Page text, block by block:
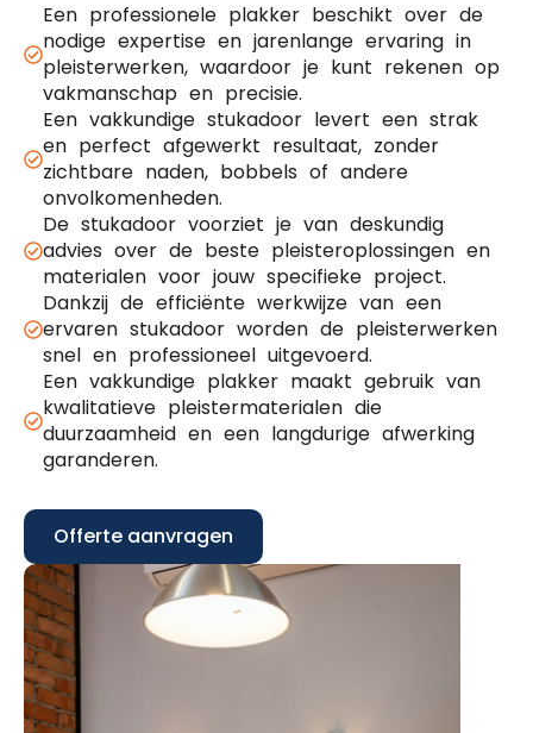
Een professionele plakker beschikt over de
nodige expertise en jarenlange ervaring in
pleisterwerken, waardoor je kunt rekenen op
vakmanschap en precisie.
Een vakkundige stukadoor levert een strak
en perfect afgewerkt resultaat, zonder
zichtbare naden, bobbels of andere
onvolkomenheden.
De stukadoor voorziet je van deskundig
advies over de beste pleisteroplossingen en
materialen voor jouw specifieke project.
Dankzij de efficiënte werkwijze van een
ervaren stukadoor worden de pleisterwerken
snel en professioneel uitgevoerd.
Een vakkundige plakker maakt gebruik van
kwalitatieve pleistermaterialen die
duurzaamheid en een langdurige afwerking
garanderen.
Offerte aanvragen